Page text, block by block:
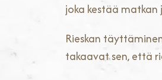
joka kestää
Rieskan
takaavat sen, että